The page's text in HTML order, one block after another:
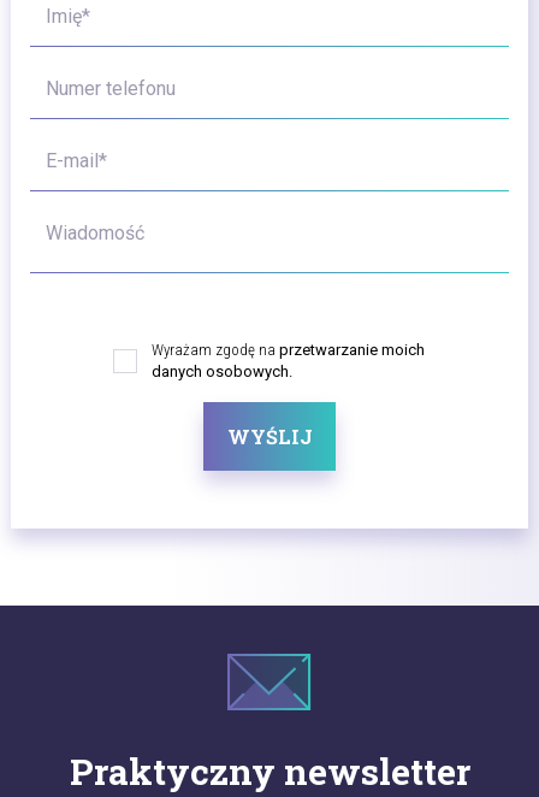
Imię*
Numer telefonu
E-mail*
Wiadomość
Wyrażam zgodę na przetwarzanie moich
danych osobowych.
WYŚLIJ
Praktyczny newsletter